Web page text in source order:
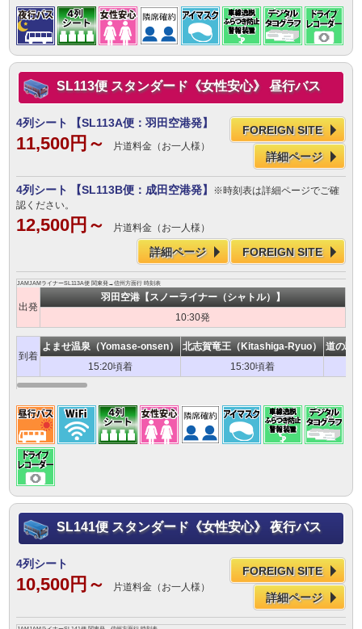
SL113便 スタンダード《女性安心》 昼行バス
4列シート 【SL113A便：羽田空港発】
11,500円～ 片道料金（お一人様）
FOREIGN SITE
詳細ページ
4列シート 【SL113B便：成田空港発】
※時刻表は詳細ページでご確
認ください。
12,500円～ 片道料金（お一人様）
FOREIGN SITE
詳細ページ
JAMJAMライナーSL113A便 関東発→信州方面行 時刻表
出発
羽田空港【スノーライナー（シャトル）】
10:30発
到着
よませ温泉（Yomase-onsen） 北志賀竜王（Kitashiga-Ryuo）
道の駅
15:20頃着
15:30頃着
SL141便 スタンダード《女性安心》 夜行バス
4列シート
10,500円～ 片道料金（お一人様）
FOREIGN SITE
詳細ページ